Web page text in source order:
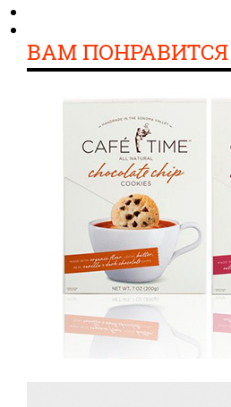
ВАМ ПОНРАВИТСЯ